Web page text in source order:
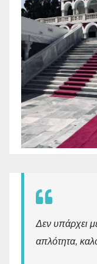
Δεν υπάρχει
απλότητα,